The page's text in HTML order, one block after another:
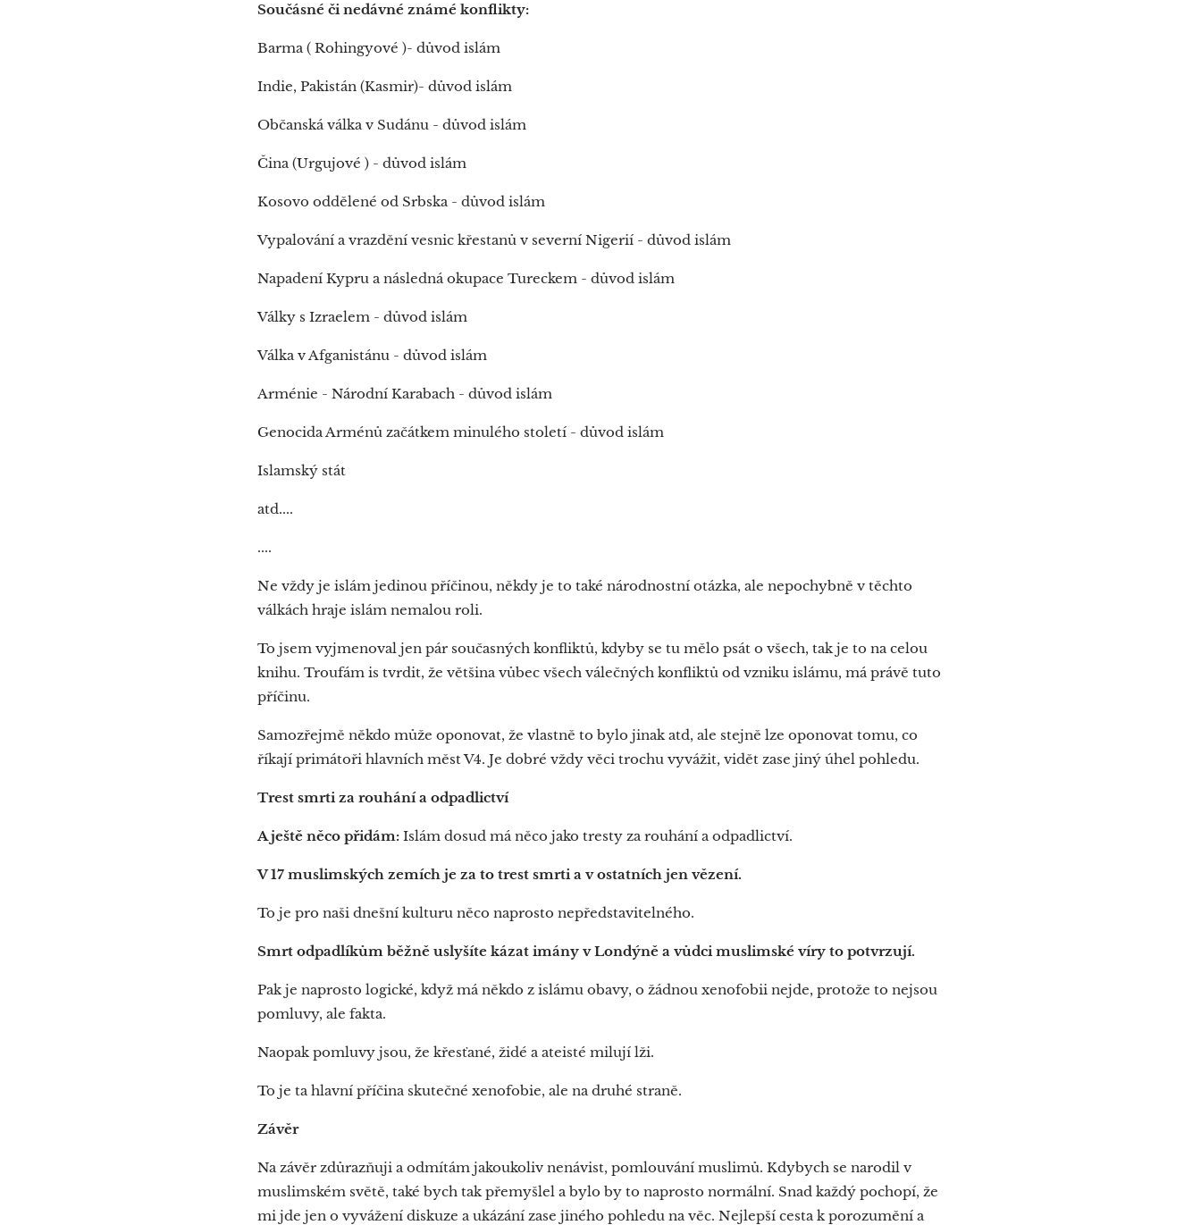
Součásné či nedávné známé konflikty:
Barma ( Rohingyové )- důvod islám
Indie, Pakistán (Kasmir)- důvod islám
Občanská válka v Sudánu - důvod islám
Čina (Urgujové ) - důvod islám
Kosovo oddělené od Srbska - důvod islám
Vypalování a vrazdění vesnic křestanů v severní Nigerií - důvod islám
Napadení Kypru a následná okupace Tureckem - důvod islám
Války s Izraelem - důvod islám
Válka v Afganistánu - důvod islám
Arménie - Národní Karabach - důvod islám
Genocida Arménů začátkem minulého století - důvod islám
Islamský stát
atd....
....
Ne vždy je islám jedinou příčinou, někdy je to také národnostní otázka, ale nepochybně v těchto
válkách hraje islám nemalou roli.
To jsem vyjmenoval jen pár současných konfliktů, kdyby se tu mělo psát o všech, tak je to na celou
knihu. Troufám is tvrdit, že většina vůbec všech válečných konfliktů od vzniku islámu, má právě tuto
příčinu.
Samozřejmě někdo může oponovat, že vlastně to bylo jinak atd, ale stejně lze oponovat tomu, co
říkají primátoři hlavních měst V4. Je dobré vždy věci trochu vyvážit, vidět zase jiný úhel pohledu.
Trest smrti za rouhání a odpadlictví
A ještě něco přidám: Islám dosud má něco jako tresty za rouhání a odpadlictví.
V 17 muslimských zemích je za to trest smrti a v ostatních jen vězení.
To je pro naši dnešní kulturu něco naprosto nepředstavitelného.
Smrt odpadlíkům běžně uslyšíte kázat imány v Londýně a vůdci muslimské víry to potvrzují.
Pak je naprosto logické, když má někdo z islámu obavy, o žádnou xenofobii nejde, protože to nejsou
pomluvy, ale fakta.
Naopak pomluvy jsou, že křesťané, židé a ateisté milují lži.
To je ta hlavní příčina skutečné xenofobie, ale na druhé straně.
Závěr
Na závěr zdůrazňuji a odmítám jakoukoliv nenávist, pomlouvání muslimů. Kdybych se narodil v
muslimském světě, také bych tak přemyšlel a bylo by to naprosto normální. Snad každý pochopí, že
mi jde jen o vyvážení diskuze a ukázání zase jiného pohledu na věc. Nejlepší cesta k porozumění a